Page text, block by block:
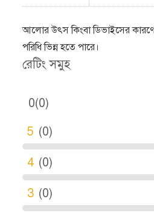
আলোর উৎস কিংবা ডিভাইসের
পরিধি ভিন্ন হতে পারে।
রেটিং সমুহ
0(0)
5 (0)
4 (0)
3 (0)